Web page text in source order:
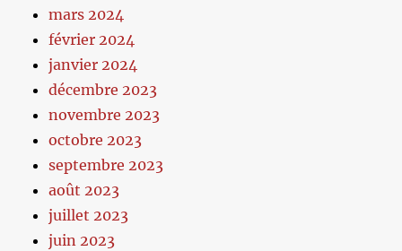
mars 2024
février 2024
janvier 2024
décembre 2023
novembre 2023
octobre 2023
septembre 2023
août 2023
juillet 2023
juin 2023